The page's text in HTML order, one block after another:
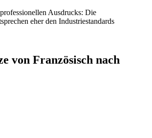
Ausdrucks: Die
eher den Industriestandards
von Französisch nach